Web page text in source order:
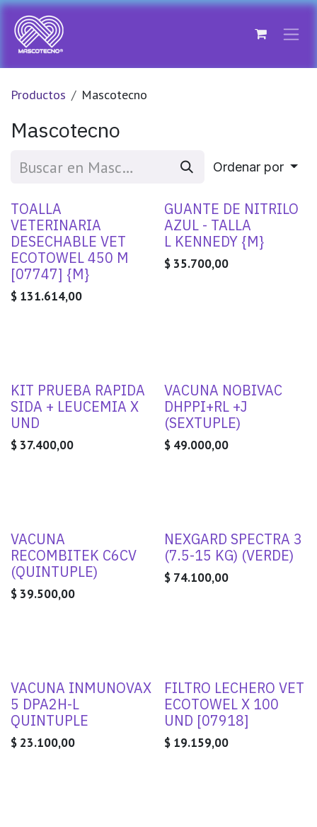
Ir al contenido
Productos Mascotecno
Mascotecno
Ordenar por
TOALLA
VETERINARIA
DESECHABLE VET
ECOTOWEL 450 M
[07747] {M}
$ 131.614,00
GUANTE DE NITRILO
AZUL - TALLA
L KENNEDY {M}
$ 35.700,00
KIT PRUEBA RAPIDA
SIDA + LEUCEMIA X
UND
$ 37.400,00
VACUNA NOBIVAC
DHPPI+RL +J
(SEXTUPLE)
$ 49.000,00
VACUNA
RECOMBITEK C6CV
(QUINTUPLE)
$ 39.500,00
NEXGARD SPECTRA 3
(7.5-15 KG) (VERDE)
$ 74.100,00
VACUNA INMUNOVAX
5 DPA2H-L
QUINTUPLE
$ 23.100,00
FILTRO LECHERO VET
ECOTOWEL X 100
UND [07918]
$ 19.159,00